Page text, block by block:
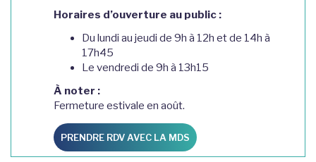
Horaires d’ouverture au public :
Du lundi au jeudi de 9h à 12h et de 14h à
17h45
Le vendredi de 9h à 13h15
À noter :
Fermeture estivale en août.
PRENDRE RDV AVEC LA MDS